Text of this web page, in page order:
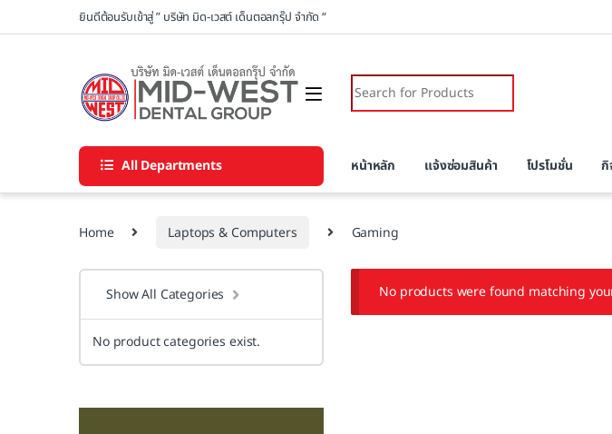
Skip to navigation
Skip to contentยินดีต้อนรับเข้าสู่ ” บริษัท มิด-เวสต์ เด็นตอลกรุ๊ป จำกัด “
Search for:
All Departments หน้าหลัก แจ้งซ่อมสินค้า โปรโมชั่น กิ
Home Laptops & Computers Gaming
No products were found matching
Show All Categories
No product categories exist.